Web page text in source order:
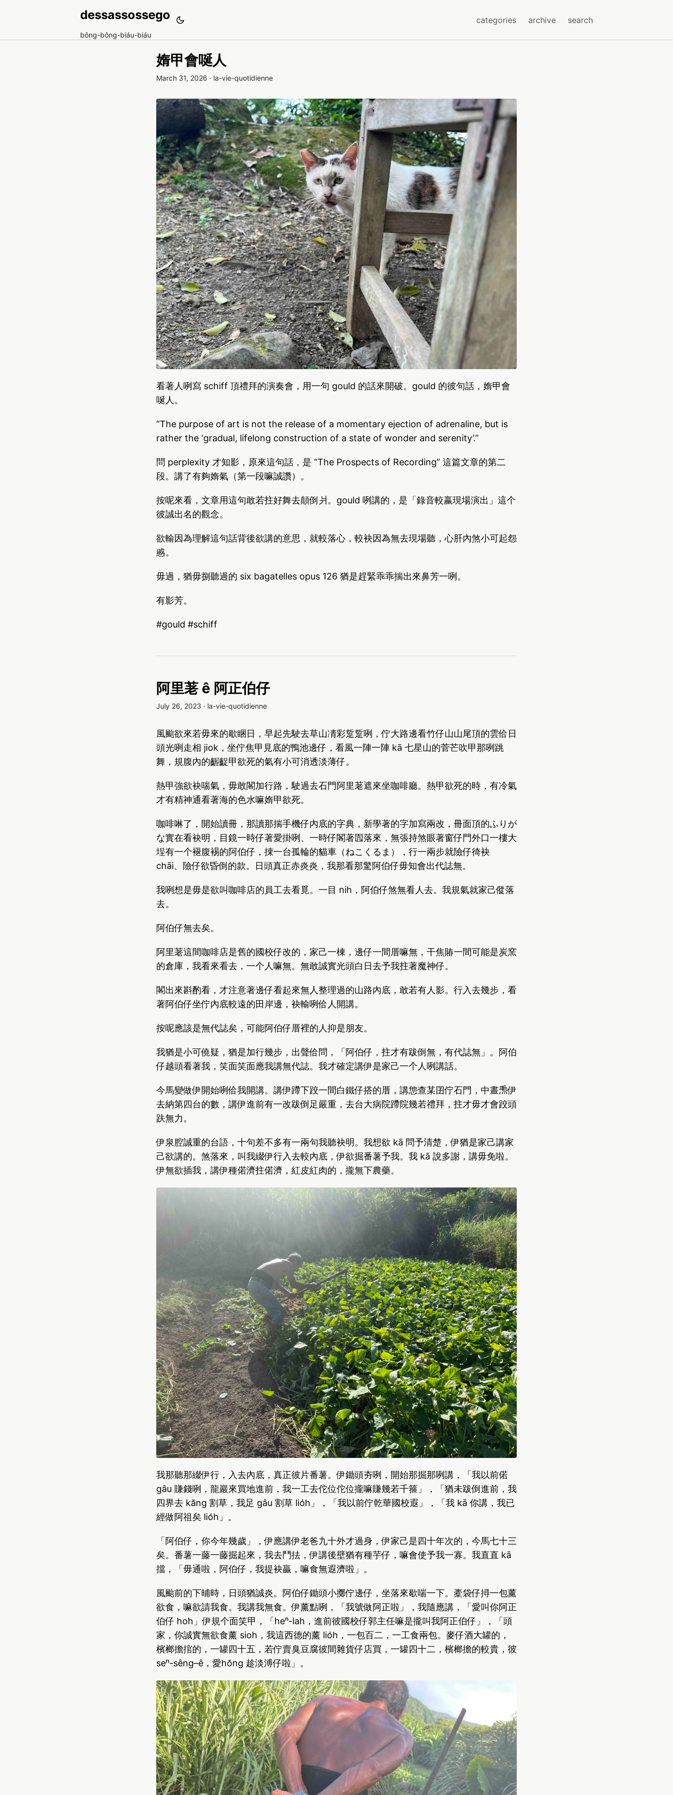
dessassossego
bông-bông-biáu-biáu
categories archive search
媠甲會唌人
March 31, 2026 · la-vie-quotidienne
看著人咧寫 schiff 頂禮拜的演奏會，用一句 gould 的話來開破。gould 的彼句話，媠甲會
唌人。
“The purpose of art is not the release of a momentary ejection of adrenaline, but is
rather the ‘gradual, lifelong construction of a state of wonder and serenity’.”
問 perplexity 才知影，原來這句話，是 “The Prospects of Recording” 這篇文章的第二
段。講了有夠媠氣（第一段嘛誠讚）。
按呢來看，文章用這句敢若拄好舞去顛倒爿。gould 咧講的，是「錄音較嬴現場演出」這个
彼誠出名的觀念。
欲輸因為理解這句話背後欲講的意思，就較落心，較袂因為無去現場聽，心肝內煞小可起怨
慼。
毋過，猶毋捌聽過的 six bagatelles opus 126 猶是趕緊乖乖揣出來鼻芳一咧。
有影芳。
#gould #schiff
阿里荖 ê 阿正伯仔
July 26, 2023 · la-vie-quotidienne
風颱欲來若毋來的歇睏日，早起先駛去草山凊彩踅踅咧，佇大路邊看竹仔山山尾頂的雲佮日
頭光咧走相 jiok，坐佇焦甲見底的鴨池邊仔，看風一陣一陣 kā 七星山的菅芒吹甲那咧跳
舞，規腹內的齷齪甲欲死的氣有小可消透淡薄仔。
熱甲強欲袂喘氣，毋敢閣加行路，駛過去石門阿里荖遮來坐咖啡廳。熱甲欲死的時，有冷氣
才有精神通看著海的色水嘛媠甲欲死。
咖啡啉了，開始讀冊，那讀那揣手機仔內底的字典，新學著的字加寫兩改，冊面頂的ふりが
な實在看袂明，目鏡一時仔著愛掛咧、一時仔閣著囥落來，無張持煞眼著窗仔門外口一樓大
埕有一个褪腹裼的阿伯仔，捒一台孤輪的貓車（ねこくるま），行一兩步就險仔徛袂
chāi、險仔欲昏倒的款。日頭真正赤炎炎，我那看那驚阿伯仔毋知會出代誌無。
我咧想是毋是欲叫咖啡店的員工去看覓。一目 nih，阿伯仔煞無看人去。我規氣就家己傱落
去。
阿伯仔無去矣。
阿里荖這間咖啡店是舊的國校仔改的，家己一棟，邊仔一間厝嘛無，干焦賰一間可能是炭窯
的倉庫，我看來看去，一个人嘛無。無敢誠實光頭白日去予我拄著魔神仔。
閣出來斟酌看，才注意著邊仔看起來無人整理過的山路內底，敢若有人影。行入去幾步，看
著阿伯仔坐佇內底較遠的田岸邊，袂輸咧佮人開講。
按呢應該是無代誌矣，可能阿伯仔厝裡的人抑是朋友。
我猶是小可僥疑，猶是加行幾步，出聲佮問，「阿伯仔，拄才有跋倒無，有代誌無」。阿伯
仔越頭看著我，笑面笑面應我講無代誌。我才確定講伊是家己一个人咧講話。
今馬變做伊開始咧佮我開講。講伊蹛下跤一間白鐵仔搭的厝，講怹查某囝佇石門，中晝𤆬伊
去納第四台的數，講伊進前有一改跋倒足嚴重，去台大病院蹛院幾若禮拜，拄才毋才會跤頭
趺無力。
伊泉腔誠重的台語，十句差不多有一兩句我聽袂明。我想欲 kā 問予清楚，伊猶是家己講家
己欲講的。煞落來，叫我綴伊行入去較內底，伊欲掘番薯予我。我 kā 說多謝，講毋免啦。
伊無欲插我，講伊種偌濟拄偌濟，紅皮紅肉的，攏無下農藥。
我那聽那綴伊行，入去內底，真正彼片番薯。伊鋤頭夯咧，開始那掘那咧講，「我以前偌
gâu 賺錢咧，龍巖來買地進前，我一工去佗位佗位攏嘛賺幾若千箍」，「猶未跋倒進前，我
四界去 kăng 割草，我足 gâu 割草 lio̍h」，「我以前佇乾華國校遐」，「我 kā 你講，我已
經做阿祖矣 lio̍h」。
「阿伯仔，你今年幾歲」，伊應講伊老爸九十外才過身，伊家己是四十年次的，今馬七十三
矣。番薯一藤一藤掘起來，我去鬥抾，伊講後壁猶有種芋仔，嘛會使予我一寡。我直直 kā
擋，「毋通啦，阿伯仔，我提袂贏，嘛食無遐濟啦」。
風颱前的下晡時，日頭猶誠炎。阿伯仔鋤頭小擲佇邊仔，坐落來歇喘一下。橐袋仔撏一包薰
欲食，嘛欲請我食。我講我無食。伊薰點咧，「我號做阿正啦」，我隨應講，「愛叫你阿正
伯仔 ho͘h」伊規个面笑甲，「heⁿ-lah，進前彼國校仔郭主任嘛是攏叫我阿正伯仔」，「頭
家，你誠實無欲食薰 sioh，我這西德的薰 lio̍h，一包百二，一工食兩包。麥仔酒大罐的，
檳榔擔捾的，一罐四十五，若佇賣臭豆腐彼間雜貨仔店買，一罐四十二，檳榔擔的較貴，彼
seⁿ-sêng–ê，愛hŏng 趁淡溥仔啦」。